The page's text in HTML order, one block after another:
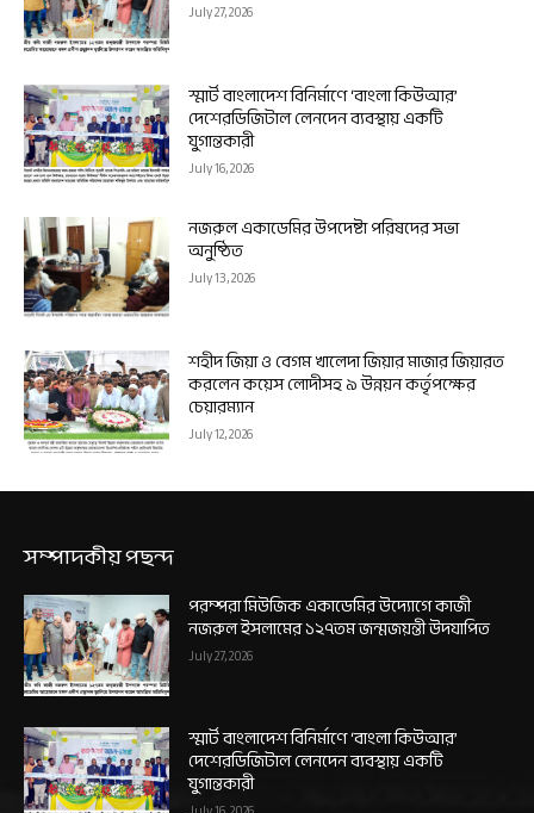
July 27, 2026
স্মার্ট বাংলাদেশ বিনির্মাণে ‘বাংলা কিউআর’
দেশেরডিজিটাল লেনদেন ব্যবস্থায় একটি
যুগান্তকারী
July 16, 2026
নজরুল একাডেমির উপদেষ্টা পরিষদের সভা
অনুষ্ঠিত
July 13, 2026
শহীদ জিয়া ও বেগম খালেদা জিয়ার মাজার জিয়ারত
করলেন কয়েস লোদীসহ ৯ উন্নয়ন কর্তৃপক্ষের
চেয়ারম্যান
July 12, 2026
সম্পাদকীয় পছন্দ
পরম্পরা মিউজিক একাডেমির উদ্যোগে কাজী
নজরুল ইসলামের ১২৭তম জন্মজয়ন্তী উদযাপিত
July 27, 2026
স্মার্ট বাংলাদেশ বিনির্মাণে ‘বাংলা কিউআর’
দেশেরডিজিটাল লেনদেন ব্যবস্থায় একটি
যুগান্তকারী